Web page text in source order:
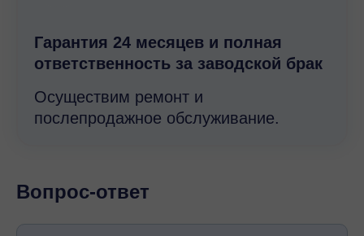
Гарантия 24 месяцев и полная
ответственность за заводской брак
Осуществим ремонт и
послепродажное обслуживание.
Вопрос-ответ